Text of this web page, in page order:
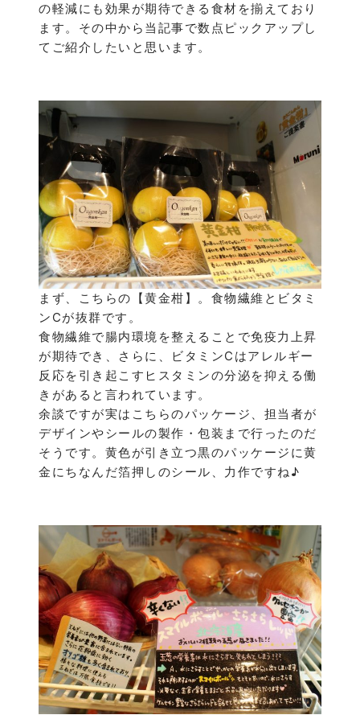
の軽減にも効果が期待できる食材を揃えており
ます。その中から当記事で数点ピックアップし
てご紹介したいと思います。
まず、こちらの【黄金柑】。食物繊維とビタミ
ンCが抜群です。
食物繊維で腸内環境を整えることで免疫力上昇
が期待でき、さらに、ビタミンCはアレルギー
反応を引き起こすヒスタミンの分泌を抑える働
きがあると言われています。
余談ですが実はこちらのパッケージ、担当者が
デザインやシールの製作・包装まで行ったのだ
そうです。黄色が引き立つ黒のパッケージに黄
金にちなんだ箔押しのシール、力作ですね♪